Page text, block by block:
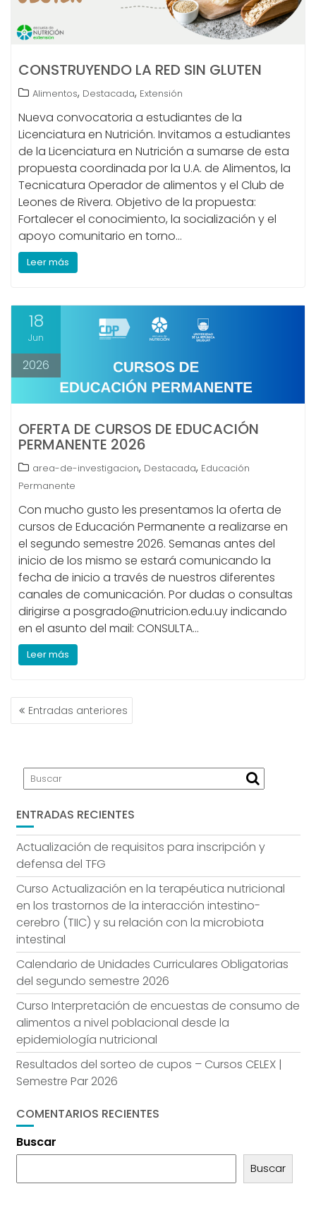
CONSTRUYENDO LA RED SIN GLUTEN
Alimentos, Destacada, Extensión
Nueva convocatoria a estudiantes de la
Licenciatura en Nutrición. Invitamos a estudiantes
de la Licenciatura en Nutrición a sumarse de esta
propuesta coordinada por la U.A. de Alimentos, la
Tecnicatura Operador de alimentos y el Club de
Leones de Rivera. Objetivo de la propuesta:
Fortalecer el conocimiento, la socialización y el
apoyo comunitario en torno…
Leer más
18
Jun
2026
OFERTA DE CURSOS DE EDUCACIÓN
PERMANENTE 2026
area-de-investigacion, Destacada, Educación
Permanente
Con mucho gusto les presentamos la oferta de
cursos de Educación Permanente a realizarse en
el segundo semestre 2026. Semanas antes del
inicio de los mismo se estará comunicando la
fecha de inicio a través de nuestros diferentes
canales de comunicación. Por dudas o consultas
dirigirse a posgrado@nutricion.edu.uy indicando
en el asunto del mail: CONSULTA…
Leer más
NAVEGACIÓN
DEEntradas anteriores
ENTRADAS RECIENTES
Actualización de requisitos para inscripción y
defensa del TFG
Curso Actualización en la terapéutica nutricional
en los trastornos de la interacción intestino-
cerebro (TIIC) y su relación con la microbiota
intestinal
Calendario de Unidades Curriculares Obligatorias
del segundo semestre 2026
Curso Interpretación de encuestas de consumo de
alimentos a nivel poblacional desde la
epidemiología nutricional
Resultados del sorteo de cupos – Cursos CELEX |
Semestre Par 2026
COMENTARIOS RECIENTES
Buscar
Buscar